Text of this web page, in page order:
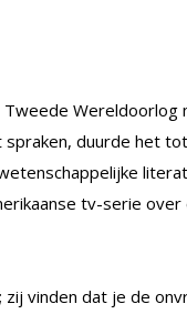
spraken, duurde het
tv-serie
vinden dat je de